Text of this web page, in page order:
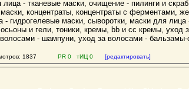
- тканевые маски, очищение - пилинги и
концентраты, концентраты с ферментами,
гидрогелевые маски, сыворотки, маски для
и гели, тоники, кремы, bb и cc кремы,
- шампуни, уход за волосами -
1837 PR 0 тИЦ 0 [редактировать]